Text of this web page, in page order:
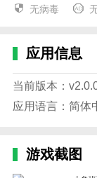
- 包含丰富
- 设计简洁
- 培养孩子
的学习兴趣
应用特色
无病毒
应用信息
当前版本：
应用语言：简体
游戏截图